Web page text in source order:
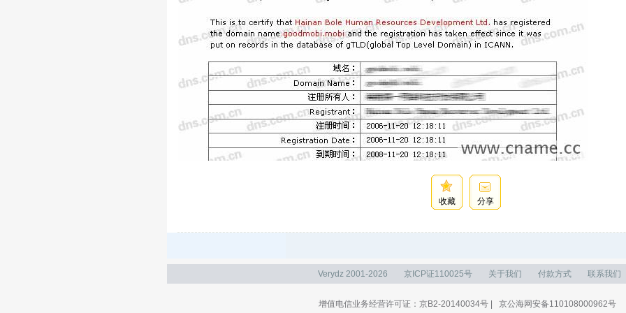
收藏 分享
Verydz 2001-2026 京ICP证110025号 关于我们 付款方式 联系我们
增值电信业务经营许可证：京B2-20140034号 | 京公海网安备110108000962号